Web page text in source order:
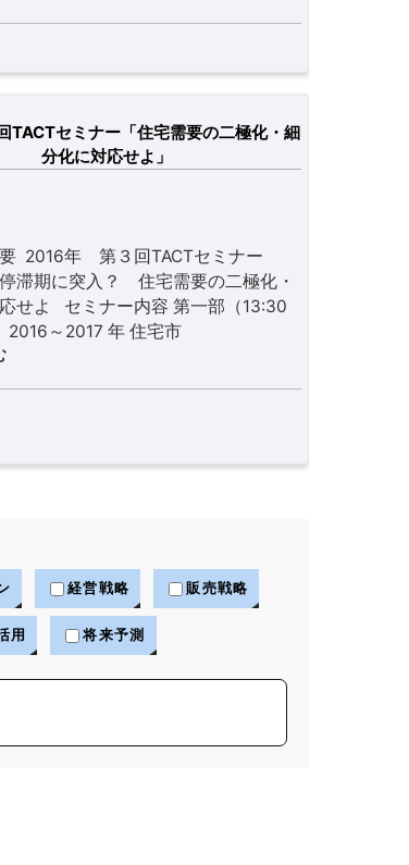
TACTセミナー「住宅需要の二極化・細
分化に対応せよ」
2016年 第３回TACTセミナー
滞期に突入？ 住宅需要の二極化・
せよ セミナー内容 第一部（13:30
～2017 年 住宅市
経営戦略 販売戦略
用 将来予測